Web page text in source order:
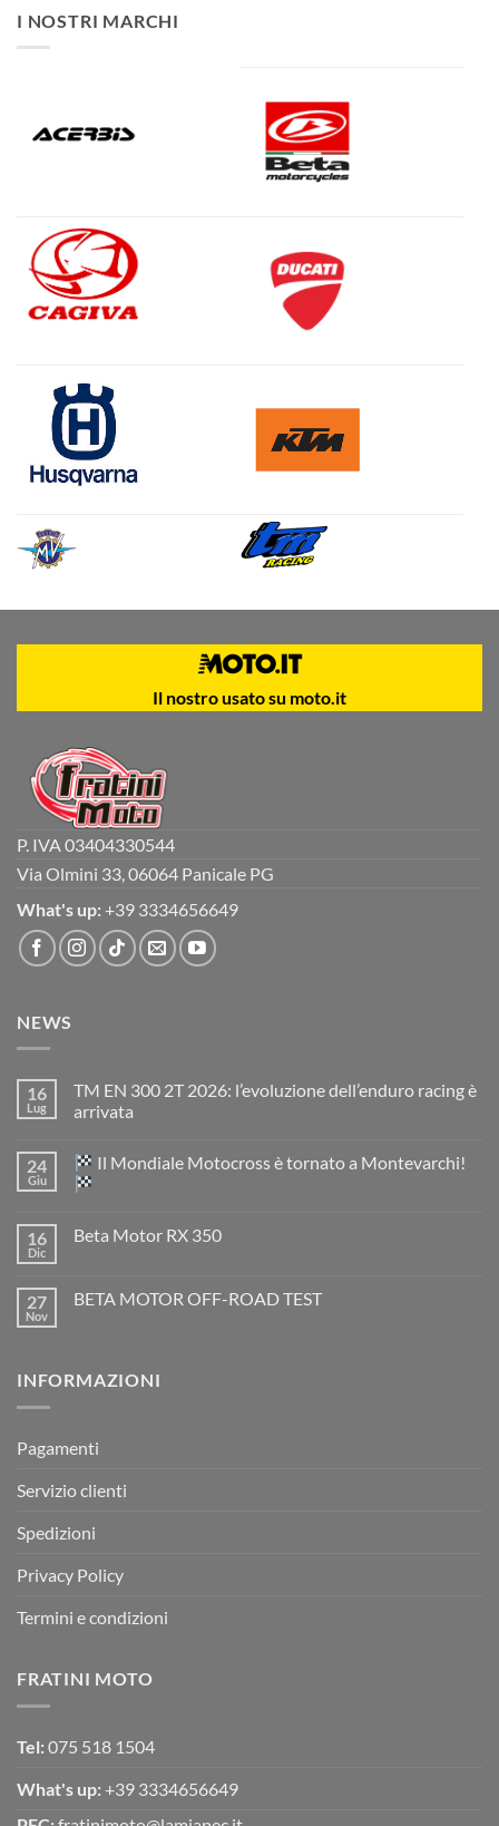
I NOSTRI MARCHI
Il nostro usato su moto.it
P. IVA 03404330544
Via Olmini 33, 06064 Panicale PG
What's up: +39 3334656649
NEWS
16
Lug
TM EN 300 2T 2026: l’evoluzione dell’enduro racing è
arrivata
su
TM
EN
2026:
è
arrivata
24
Giu
Il Mondiale Motocross è tornato a Montevarchi!
su
Motocross
è
16
Dic
Beta Motor RX 350
Beta
27
Nov
BETA MOTOR OFF-ROAD TEST
MOTOR
INFORMAZIONI
Pagamenti
Servizio clienti
Spedizioni
Privacy Policy
Termini e condizioni
FRATINI MOTO
Tel: 075 518 1504
What's up: +39 3334656649